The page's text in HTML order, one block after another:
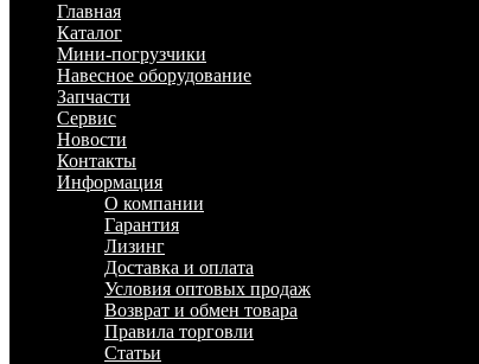
Главная
Каталог
Мини-погрузчики
Навесное оборудование
Запчасти
Сервис
Новости
Контакты
Информация
О компании
Гарантия
Лизинг
Доставка и оплата
Условия оптовых продаж
Возврат и обмен товара
Правила торговли
Статьи